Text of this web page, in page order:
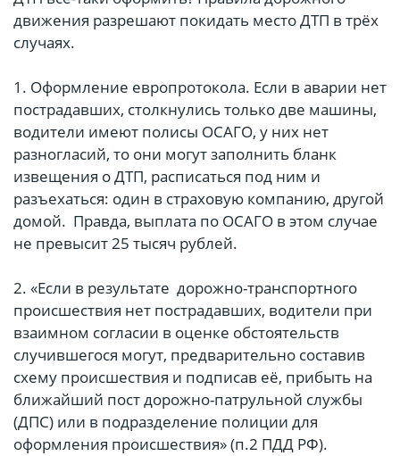
движения разрешают покидать место ДТП в трёх
случаях.
1. Оформление европротокола. Если в аварии нет
пострадавших, столкнулись только две машины,
водители имеют полисы ОСАГО, у них нет
разногласий, то они могут заполнить бланк
извещения о ДТП, расписаться под ним и
разъехаться: один в страховую компанию, другой
домой. Правда, выплата по ОСАГО в этом случае
не превысит 25 тысяч рублей.
2. «Если в результате дорожно-транспортного
происшествия нет пострадавших, водители при
взаимном согласии в оценке обстоятельств
случившегося могут, предварительно составив
схему происшествия и подписав её, прибыть на
ближайший пост дорожно-патрульной службы
(ДПС) или в подразделение полиции для
оформления происшествия» (п.2 ПДД РФ).